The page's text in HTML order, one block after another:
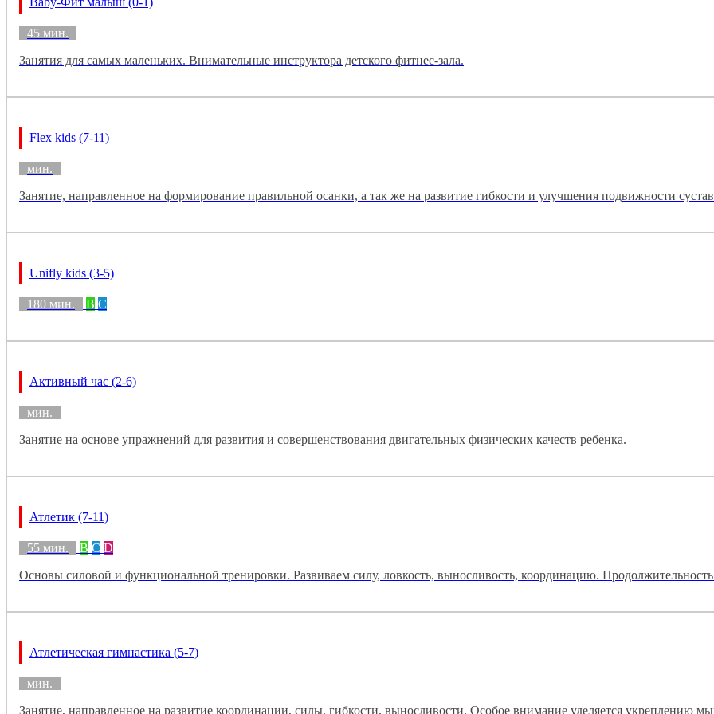
45 мин.
Занятия для самых маленьких. Внимательные инструктора детского фитнес-зала.
Flex kids (7-11)
мин.
Занятие, направленное на формирование правильной осанки, а так же на развитие гибкости и улучшения подвижности
Unifly kids (3-5)
180 мин. B C
Активный час (2-6)
мин.
Занятие на основе упражнений для развития и совершенствования двигательных физических качеств ребенка.
Атлетик (7-11)
55 мин. B C D
Основы силовой и функциональной тренировки. Развиваем силу, ловкость, выносливость, координацию.
Атлетическая гимнастика (5-7)
мин.
Занятие, направленное на развитие координации, силы, гибкости, выносливости. Особое внимание уделяется укреплению